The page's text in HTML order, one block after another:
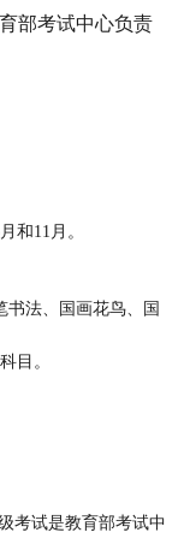
部考试中心负责
和11月。
书法、国画花鸟、国
目。
考试是教育部考试中